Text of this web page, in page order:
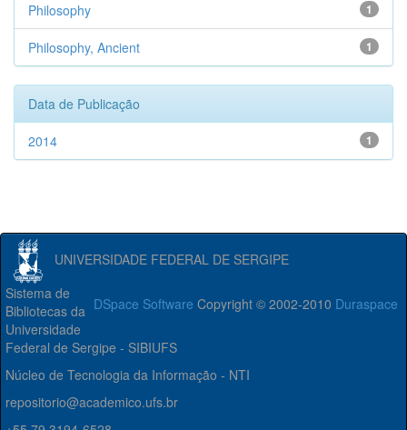
1
Philosophy
1
Philosophy, Ancient
Data de Publicação
1
2014
UNIVERSIDADE FEDERAL DE SERGIPE
DSpace Software Copyright © 2002-2010 Duraspace
Sistema de
Bibliotecas da
Universidade
Federal de Sergipe - SIBIUFS
Núcleo de Tecnologia da Informação - NTI
repositorio@academico.ufs.br